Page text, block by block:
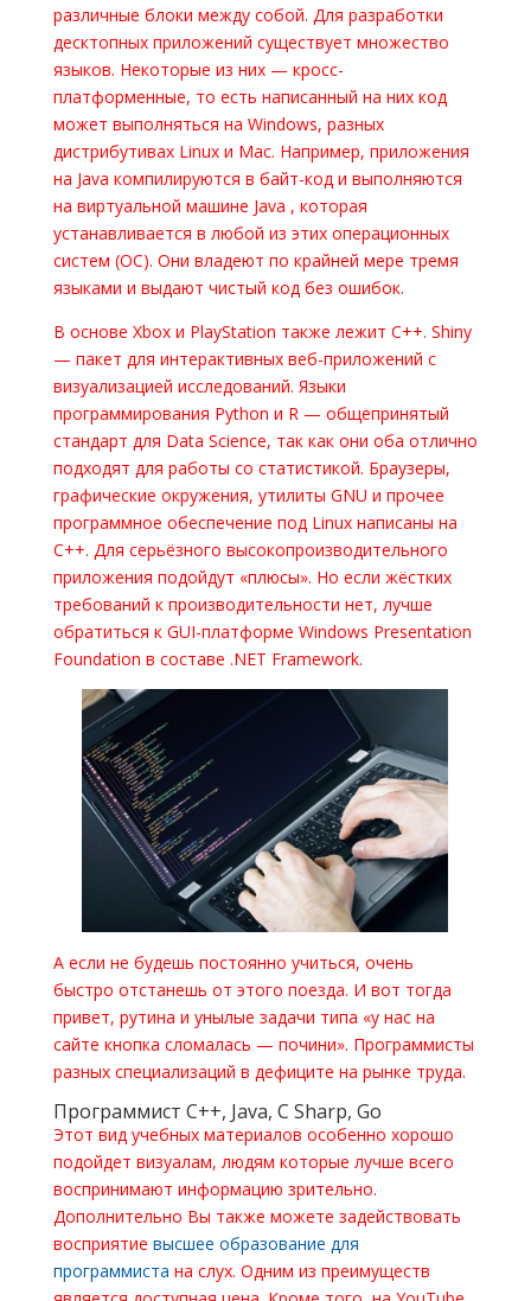
различные блоки между собой. Для разработки
десктопных приложений существует множество
языков. Некоторые из них — кросс-
платформенные, то есть написанный на них код
может выполняться на Windows, разных
дистрибутивах Linux и Mac. Например, приложения
на Java компилируются в байт-код и выполняются
на виртуальной машине Java , которая
устанавливается в любой из этих операционных
систем (ОС). Они владеют по крайней мере тремя
языками и выдают чистый код без ошибок.
В основе Xbox и PlayStation также лежит C++. Shiny
— пакет для интерактивных веб-приложений с
визуализацией исследований. Языки
программирования Python и R — общепринятый
стандарт для Data Science, так как они оба отлично
подходят для работы со статистикой. Браузеры,
графические окружения, утилиты GNU и прочее
программное обеспечение под Linux написаны на
C++. Для серьёзного высокопроизводительного
приложения подойдут «плюсы». Но если жёстких
требований к производительности нет, лучше
обратиться к GUI-платформе Windows Presentation
Foundation в составе .NET Framework.
А если не будешь постоянно учиться, очень
быстро отстанешь от этого поезда. И вот тогда
привет, рутина и унылые задачи типа «у нас на
сайте кнопка сломалась — почини». Программисты
разных специализаций в дефиците на рынке труда.
Программист C++, Java, C Sharp, Go
Этот вид учебных материалов особенно хорошо
подойдет визуалам, людям которые лучше всего
воспринимают информацию зрительно.
Дополнительно Вы также можете задействовать
восприятие высшее образование для
программиста на слух. Одним из преимуществ